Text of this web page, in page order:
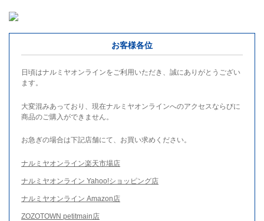
お客様各位
日頃はナルミヤオンラインをご利用いただき、誠にありがとうござい
ます。
大変混みあっており、現在ナルミヤオンラインへのアクセスならびに
商品のご購入ができません。
お急ぎの場合は下記店舗にて、お買い求めください。
ナルミヤオンライン楽天市場店
ナルミヤオンライン Yahoo!ショッピング店
ナルミヤオンライン Amazon店
ZOZOTOWN petitmain店